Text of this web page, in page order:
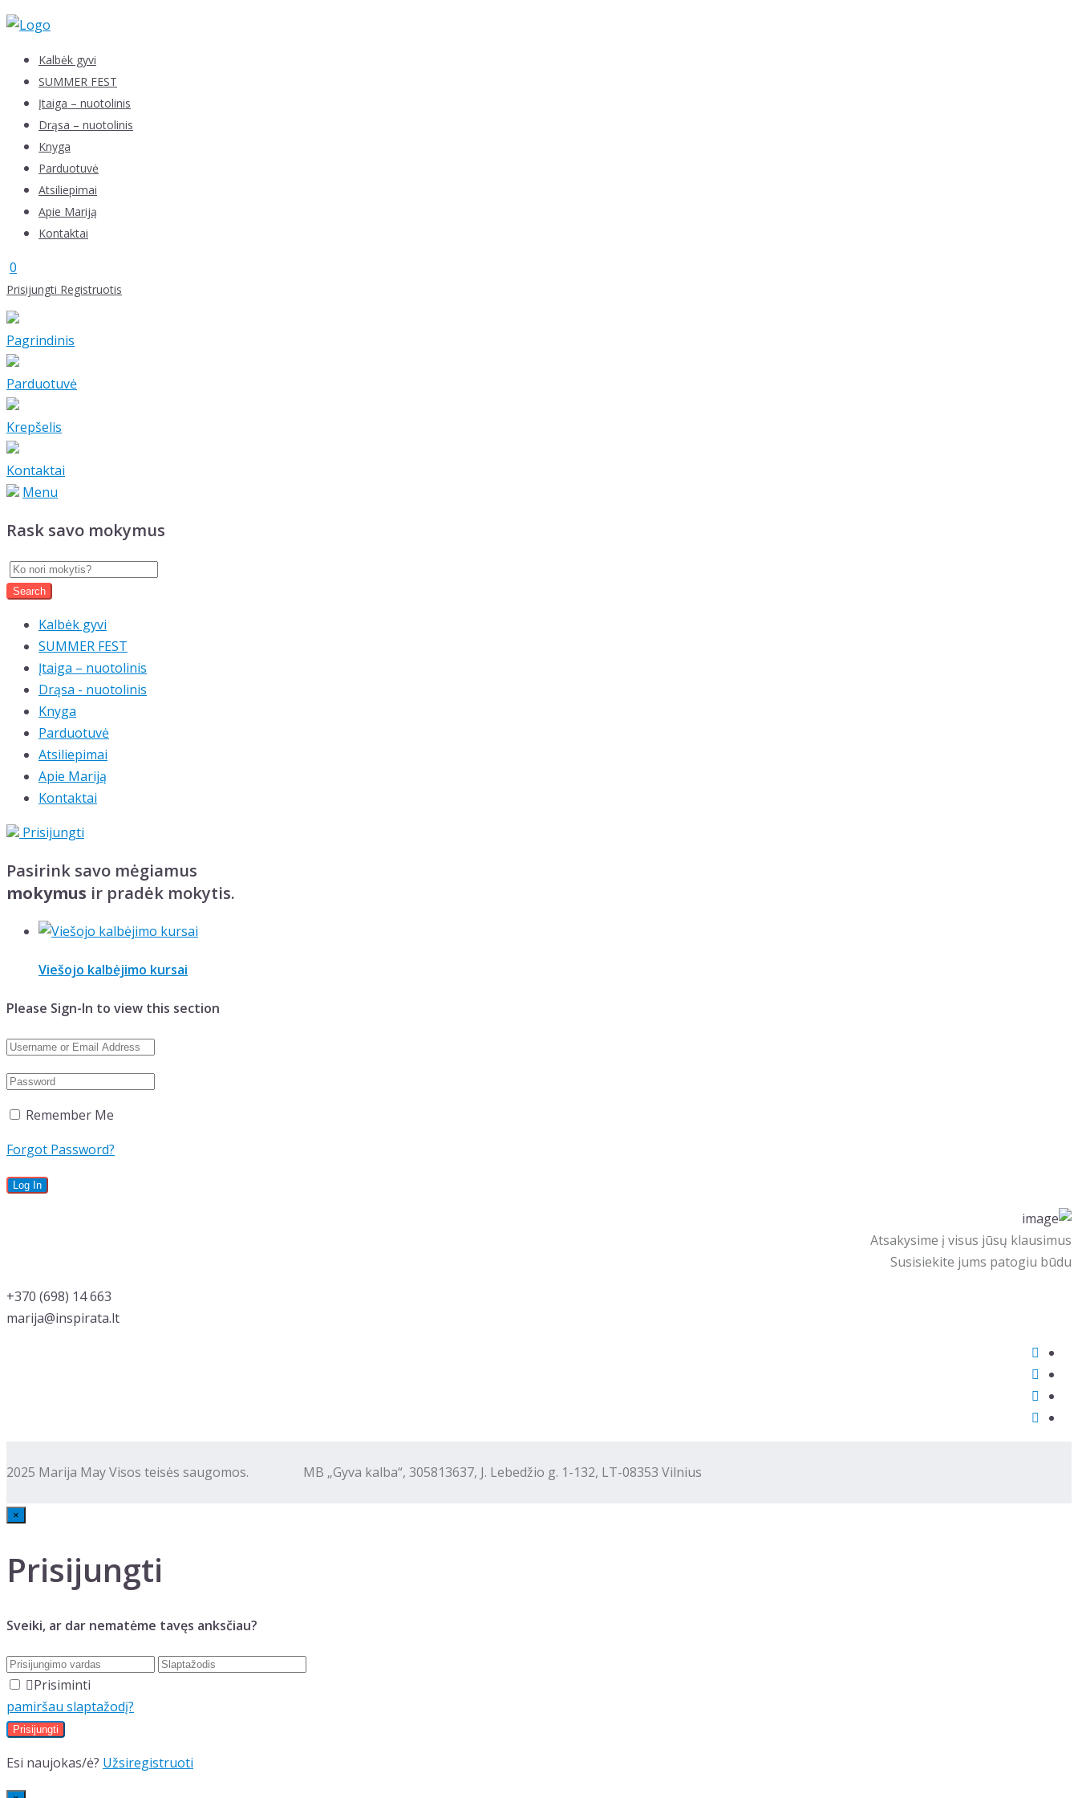
Skip
contentKalbėk gyvi
SUMMER FEST
Įtaiga – nuotolinis
Drąsa – nuotolinis
Knyga
Parduotuvė
Atsiliepimai
Apie Mariją
Kontaktai
0
Prisijungti Registruotis
Pagrindinis
Parduotuvė
Krepšelis
Kontaktai
Menu
Rask savo mokymus
Kalbėk gyvi
SUMMER FEST
Įtaiga – nuotolinis
Drąsa - nuotolinis
Knyga
Parduotuvė
Atsiliepimai
Apie Mariją
Kontaktai
Prisijungti
Pasirink savo mėgiamus
mokymus ir pradėk mokytis.
Viešojo kalbėjimo kursai
Please Sign-In to view this section
Remember Me
Forgot Password?
Atsakysime į visus jūsų klausimus
Susisiekite jums patogiu būdu
‭+370 (698) 14 663
marija@inspirata.lt
2025 Marija May Visos teisės saugomos. MB „Gyva kalba“, 305813637, J. Lebedžio g. 1-132, LT-08353 Vilnius
×
Prisijungti
Sveiki, ar dar nematėme tavęs anksčiau?
Prisiminti
pamiršau slaptažodį?
Esi naujokas/ė? Užsiregistruoti